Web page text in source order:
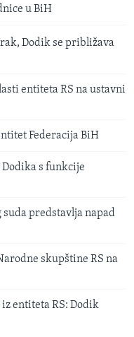
u BiH
Dodik se približava
entiteta RS na ustavni
Federacija BiH
Dodika s funkcije
suda predstavlja napad
skupštine RS na
entiteta RS: Dodik